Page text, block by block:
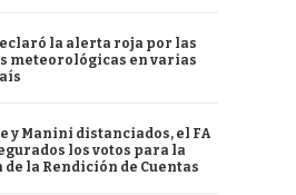
la alerta roja por las
meteorológicas en varias
y Manini distanciados, el FA
los votos para la
la Rendición de Cuentas